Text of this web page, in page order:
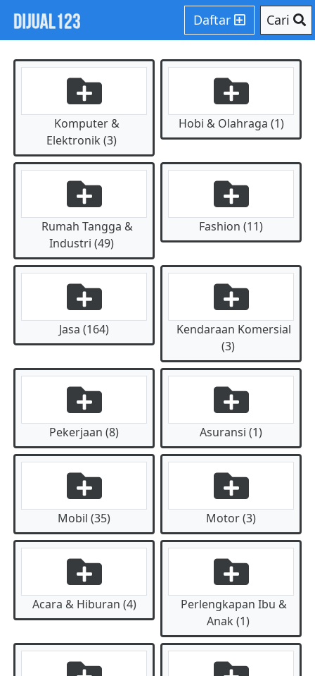
Daftar Cari
Komputer &
Elektronik (3)
Hobi & Olahraga (1)
Rumah Tangga &
Industri (49)
Fashion (11)
Jasa (164)
Kendaraan Komersial
(3)
Pekerjaan (8) Asuransi (1)
Mobil (35) Motor (3)
Acara & Hiburan (4)
Perlengkapan Ibu &
Anak (1)